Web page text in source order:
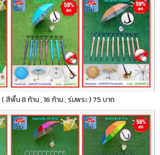
( สีพื้น 8 ก้าน , 16 ก้าน , ร่มพระ ) 75 บาท